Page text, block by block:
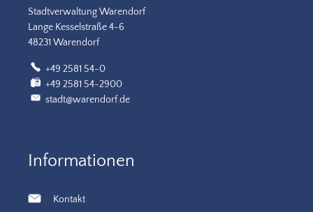
Stadtverwaltung Warendorf
Lange Kesselstraße 4-6
48231 Warendorf
+49 2581 54-0
+49 2581 54-2900
stadt@warendorf.de
Informationen
Kontakt